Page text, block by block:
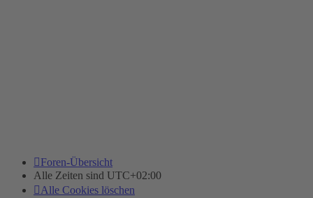
Foren-Übersicht
Alle Zeiten sind UTC+02:00
Alle Cookies löschen